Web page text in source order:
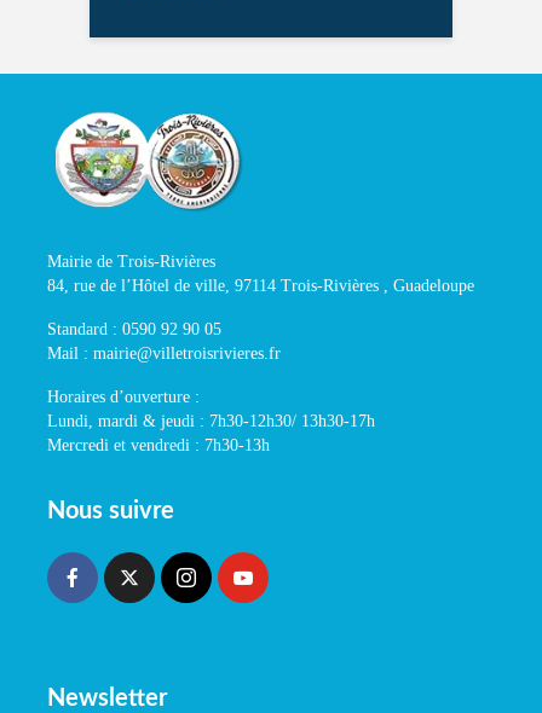
Mairie de Trois-Rivières
84, rue de l’Hôtel de ville, 97114 Trois-Rivières , Guadeloupe
Standard : 0590 92 90 05
Mail : mairie@villetroisrivieres.fr
Horaires d’ouverture :
Lundi, mardi & jeudi : 7h30-12h30/ 13h30-17h
Mercredi et vendredi : 7h30-13h
Nous suivre
Newsletter